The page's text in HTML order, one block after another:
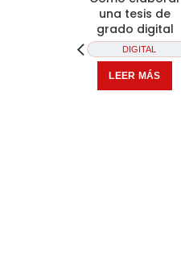
una tesis de
grado digital
DIGITAL
LEER MÁS